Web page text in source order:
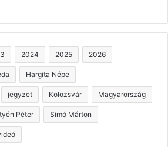
2024 2025 2026
Hargita Népe
jegyzet Kolozsvár Magyarország
Péter Simó Márton